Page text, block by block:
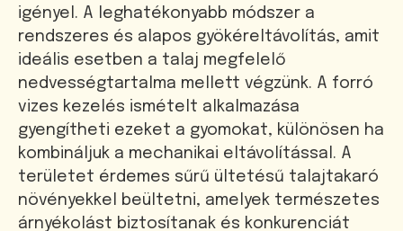
igényel. A leghatékonyabb módszer a
rendszeres és alapos gyökéreltávolítás, amit
ideális esetben a talaj megfelelő
nedvességtartalma mellett végzünk. A forró
vizes kezelés ismételt alkalmazása
gyengítheti ezeket a gyomokat, különösen ha
kombináljuk a mechanikai eltávolítással. A
területet érdemes sűrű ültetésű talajtakaró
növényekkel beültetni, amelyek természetes
árnyékolást biztosítanak és konkurenciát